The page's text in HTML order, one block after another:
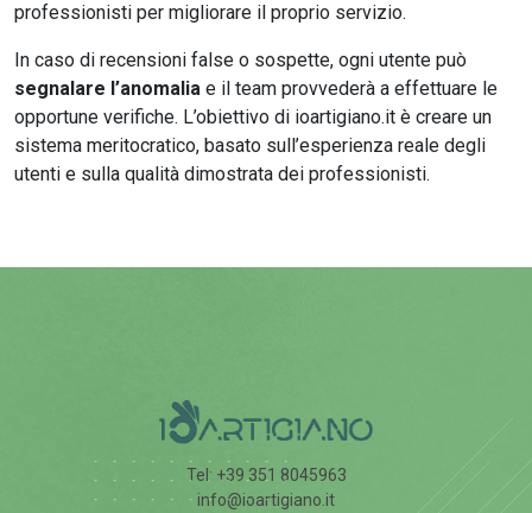
professionisti per migliorare il proprio servizio.
In caso di recensioni false o sospette, ogni utente può
segnalare l’anomalia e il team provvederà a effettuare le
opportune verifiche. L’obiettivo di ioartigiano.it è creare un
sistema meritocratico, basato sull’esperienza reale degli
utenti e sulla qualità dimostrata dei professionisti.
Tel: +39 351 8045963
info@ioartigiano.it